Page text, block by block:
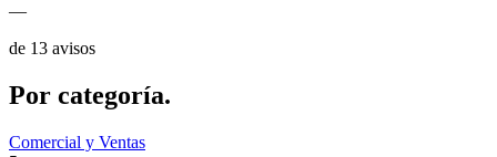
—
de 13 avisos
Por categoría.
Comercial y Ventas